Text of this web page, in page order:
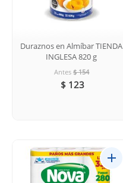
Duraznos en Almíbar TIENDA
INGLESA 820 g
Antes $ 154
$ 123